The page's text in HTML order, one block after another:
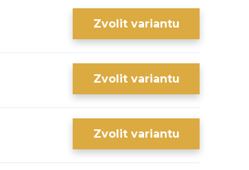
Zvolit variantu
Zvolit variantu
Zvolit variantu